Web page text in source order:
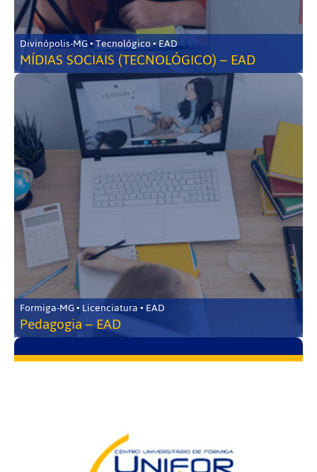
Divinópolis-MG • Tecnológico • EAD
MÍDIAS SOCIAIS (TECNOLÓGICO) – EAD
Formiga-MG • Licenciatura • EAD
Pedagogia – EAD